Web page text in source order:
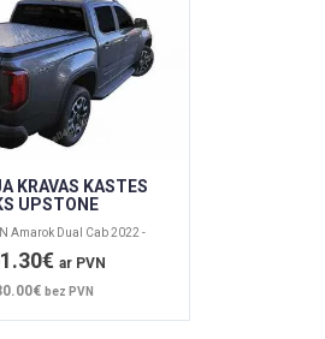
KRAVAS KASTES
UPSTONE
Amarok Dual Cab 2022 -
ar PVN
bez PVN